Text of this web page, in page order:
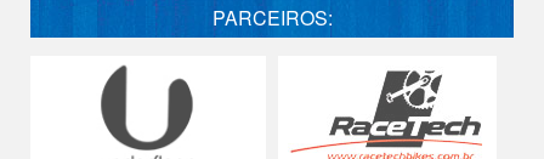
PARCEIROS: